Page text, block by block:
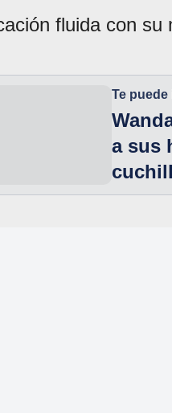
fluida con su
Te puede
a sus